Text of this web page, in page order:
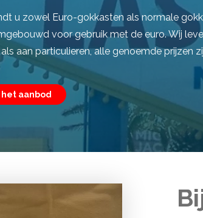
u zowel Euro-gokkasten als normale
voor gebruik met de euro. Wij
aan particulieren, alle genoemde prijzen
het aanbod